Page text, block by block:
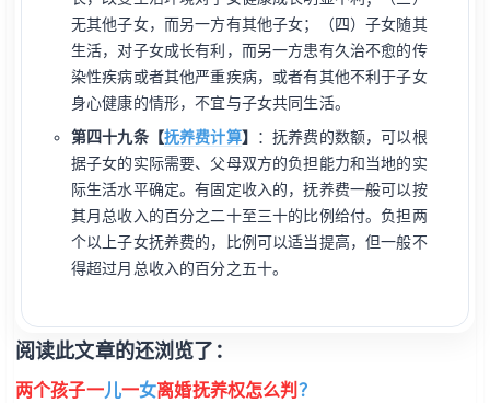
无其他子女，而另一方有其他子女；（四）子女随其
生活，对子女成长有利，而另一方患有久治不愈的传
染性疾病或者其他严重疾病，或者有其他不利于子女
身心健康的情形，不宜与子女共同生活。
第四十九条【抚养费计算】
：抚养费的数额，可以根
据子女的实际需要、父母双方的负担能力和当地的实
际生活水平确定。有固定收入的，抚养费一般可以按
其月总收入的百分之二十至三十的比例给付。负担两
个以上子女抚养费的，比例可以适当提高，但一般不
得超过月总收入的百分之五十。
阅读此文章的还浏览了：
两个孩子一儿一女离婚抚养权怎么判 ？